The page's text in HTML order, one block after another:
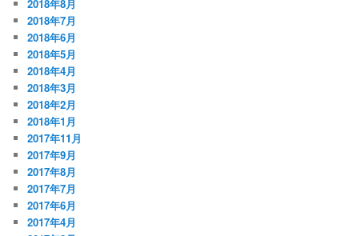
2018年8月
2018年7月
2018年6月
2018年5月
2018年4月
2018年3月
2018年2月
2018年1月
2017年11月
2017年9月
2017年8月
2017年7月
2017年6月
2017年4月